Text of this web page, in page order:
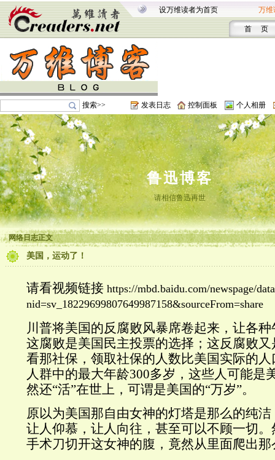
设万维读者为首页 万维
首 页
搜索>> 发表日志 控制面板 个人相册
鲁迅博客
请相信鲁迅再世
网络日志正文
美国，运动了！
请看视频链接 https://mbd.baidu.com/newspage/
nid=sv_18229699807649987158&sourceFrom=share
川普将美国的反腐败风暴席卷起来，让各
这腐败是美国民主投票的选择；这反腐败
看那社保，领取社保的人数比美国实际的
人群中的最大年龄300多岁，这些人可能是
然还“活”在世上，可谓是美国的“万岁”。
原以为美国那自由女神的灯塔是那么的纯
让人仰慕，让人向往，甚至可以不顾一切
手术刀切开这女神的腹，竟然从里面爬出